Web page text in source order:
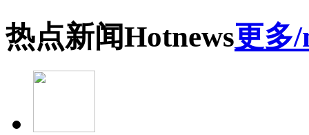
热点新闻Hotnews更多